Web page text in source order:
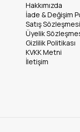
Hakkımızda
İade & Değişim
Satış Sözleşmesi
Üyelik
Gizlilik Politikası
KVKK Metni
İletişim